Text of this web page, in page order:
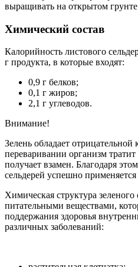
выращивать на открытом грунте
Химический состав
Калорийность листового
г продукта, в которые входят:
0,9 г белков;
0,1 г жиров;
2,1 г углеводов.
Внимание!
Зелень обладает
переваривании организм
получает взамен. Благодаря
сельдерей успешно
Химическая структура
питательными веществами,
поддержания здоровья
различных заболеваний: